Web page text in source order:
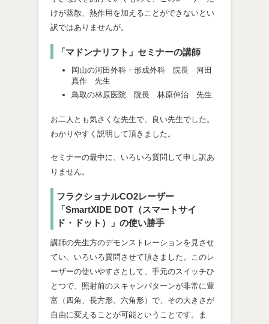
けが蒸散、熱作用を加えることができないとい
訳ではありませんが。
「マドンナリフト」セミナーの講師
岡山の河田外科・形成外科 院長 河田
真作 先生
鳥取の林原医院 院長 林原伸治 先生
お二人とも気さくな先生で、良い先生でした。
わかりやすく説明して頂きました。
セミナーの最中に、いろいろ質問して申し訳あ
りません。
フラクショナルCO2レーザー
「SmartXIDE DOT（スマートサイ
ド・ドット）」の使い勝手
講師の先生方のデモンストレーションを見させ
てい、いろいろ質問させて頂きました。このレ
ーザーの使いやすさとして、手元のスイッチひ
とつで、照射前のスキャンパターンが非常に豊
富（四角、長方形、六角形）で、その大きさが
自由に変えることが可能ということです。ま